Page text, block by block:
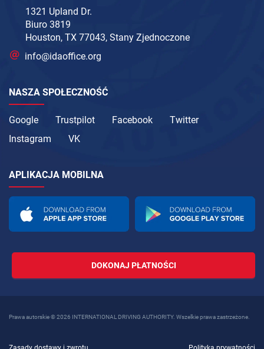
1321 Upland Dr.
Biuro 3819
Houston, TX 77043, Stany Zjednoczone
info@idaoffice.org
NASZA SPOŁECZNOŚĆ
Google Trustpilot Facebook
Twitter
Instagram
VK
APLIKACJA MOBILNA
DOKONAJ PŁATNOŚCI
Prawa autorskie © 2026 INTERNATIONAL DRIVING AUTHORITY. Wszelkie prawa zastrzeżone.